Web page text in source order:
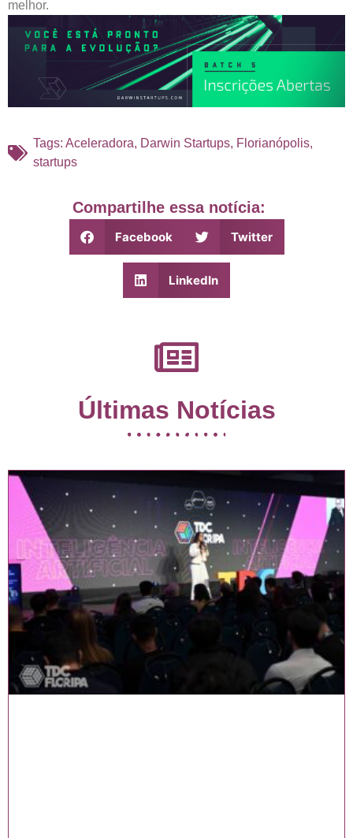
melhor.
Tags: Aceleradora, Darwin Startups, Florianópolis,
startups
Compartilhe essa notícia:
Facebook Twitter
LinkedIn
Últimas Notícias